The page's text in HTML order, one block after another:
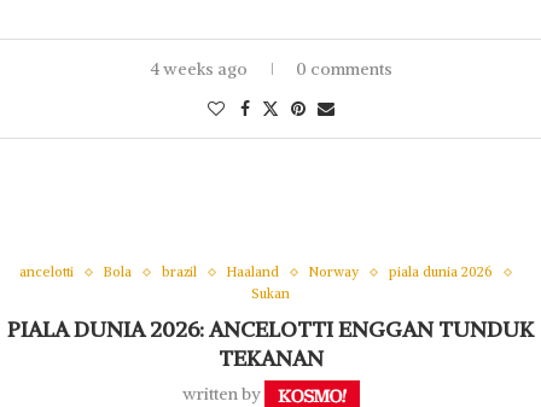
4 weeks ago 0 comments
ancelotti Bola brazil Haaland Norway
piala dunia 2026
Sukan
PIALA DUNIA 2026: ANCELOTTI ENGGAN TUNDUK
TEKANAN
written by